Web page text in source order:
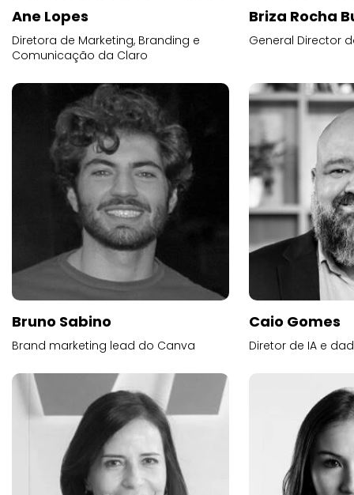
Ane Lopes
Diretora de Marketing, Branding e
Comunicação da Claro
Briza Rocha
General Director
Bruno Sabino
Brand marketing lead do Canva
Caio Gomes
Diretor de IA e